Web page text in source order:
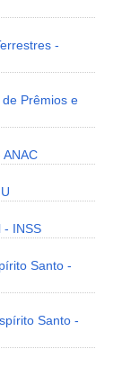
-
Prêmios e
ANAC
- INSS
Santo -
Santo -